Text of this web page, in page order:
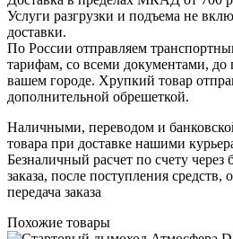
Услуги разгрузки и подъема не
доставки.
По России отправляем
тарифам, со всеми документами, до
вашем городе. Хрупкий товар
дополнительной обрешеткой.
Наличными, переводом и
товара при доставке нашими
Безналичный расчет по счету через
заказа, после поступления средств,
передача заказа
Похожие товары